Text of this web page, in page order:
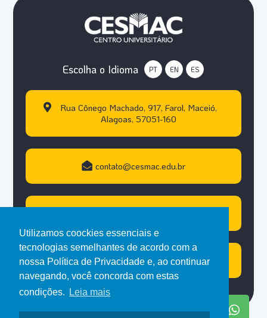
Utilizamos coockies essenciais e
tecnologias semelhantes de acordo com a
nossa Política de Privacidade e, ao continuar
navegando, você concorda com estas
condições.
Leia mais
Escolha o Idioma PT EN ES
Rua Cônego Machado, 917, Farol, Maceió,
Alagoas, 57051-160
contato@cesmac.edu.br
Atendimento WhastApp